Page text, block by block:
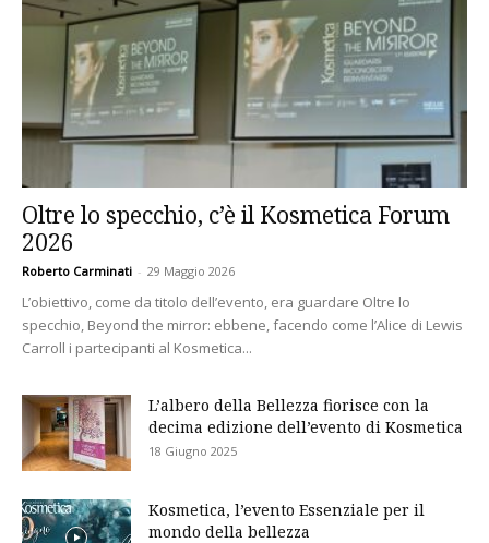
Oltre lo specchio, c’è il Kosmetica Forum
2026
Roberto Carminati - 29 Maggio 2026
L’obiettivo, come da titolo dell’evento, era guardare Oltre lo
specchio, Beyond the mirror: ebbene, facendo come l’Alice di Lewis
Carroll i partecipanti al Kosmetica...
L’albero della Bellezza fiorisce con la
decima edizione dell’evento di Kosmetica
18 Giugno 2025
Kosmetica, l’evento Essenziale per il
mondo della bellezza